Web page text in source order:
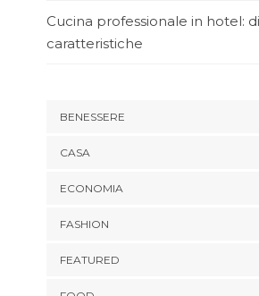
Cucina professionale in hotel:
caratteristiche
BENESSERE
CASA
ECONOMIA
FASHION
FEATURED